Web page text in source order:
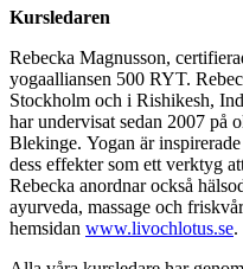
Kursledaren
Rebecka Magnusson,
yogaalliansen 500 RYT.
Stockholm och i Rishikesh,
har undervisat sedan 2007 på
Blekinge. Yogan är
dess effekter som ett verktyg
Rebecka anordnar också
ayurveda, massage och
hemsidan www.livochlotus.se.